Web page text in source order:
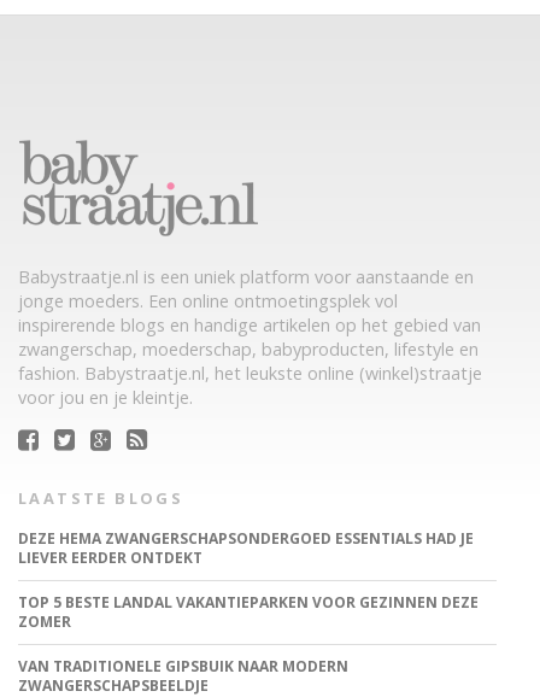
Babystraatje.nl is een uniek platform voor aanstaande en
jonge moeders. Een online ontmoetingsplek vol
inspirerende blogs en handige artikelen op het gebied van
zwangerschap, moederschap, babyproducten, lifestyle en
fashion. Babystraatje.nl, het leukste online (winkel)straatje
voor jou en je kleintje.
LAATSTE BLOGS
DEZE HEMA ZWANGERSCHAPSONDERGOED ESSENTIALS HAD JE
LIEVER EERDER ONTDEKT
TOP 5 BESTE LANDAL VAKANTIEPARKEN VOOR GEZINNEN DEZE
ZOMER
VAN TRADITIONELE GIPSBUIK NAAR MODERN
ZWANGERSCHAPSBEELDJE